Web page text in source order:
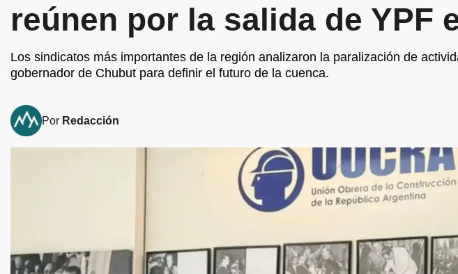
reúnen por la salida de YPF
Los sindicatos más importantes de la región analizaron la paralización de
gobernador de Chubut para definir el futuro de la cuenca.
Por Redacción